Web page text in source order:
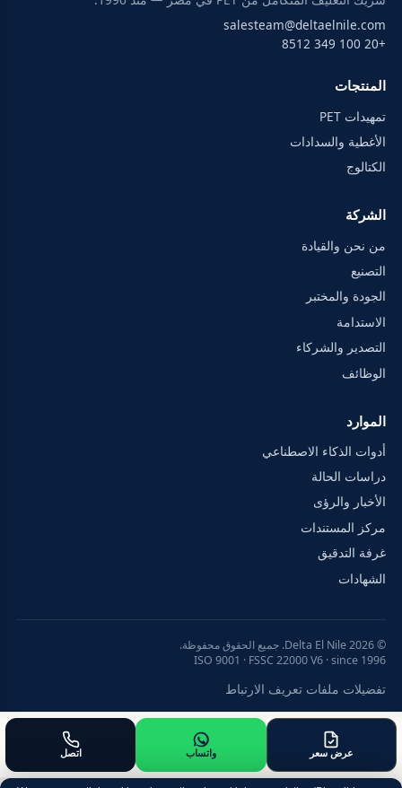
salesteam@deltaelnile.com
+20 100 349 8512
المنتجات
تمهيدات PET
الأغطية والسدادات
الكتالوج
الشركة
من نحن والقيادة
التصنيع
الجودة والمختبر
الاستدامة
التصدير والشركاء
الوظائف
الموارد
أدوات الذكاء الاصطناعي
دراسات الحالة
الأخبار والرؤى
مركز المستندات
غرفة التدقيق
الشهادات
© 2026 Delta El Nile. جميع الحقوق محفوظة.
ISO 9001 · FSSC 22000 V6 · since 1996
تفضيلات ملفات تعريف الارتباط
عرض سعر واتساب اتصل